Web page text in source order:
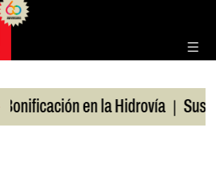
en la Hidrovía |